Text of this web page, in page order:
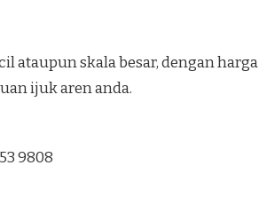
ataupun skala besar, dengan harga
ijuk aren anda.
9808